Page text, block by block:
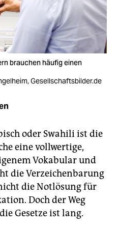
brauchen häufig einen
Gesellschaftsbilder.de
oder Swahili ist die
eine vollwertige,
Vokabular und
die Verzeichenbarung
die Notlösung für
Doch der Weg
Gesetze ist lang.